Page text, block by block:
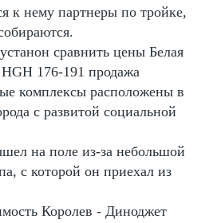
к нему партнеры по тройке,
сравнить цены Белая
176-191 продажа
комплексы расположены в
с развитой социальной
на поле из-за небольшой
с которой он приехал из
Королев - Диноджет